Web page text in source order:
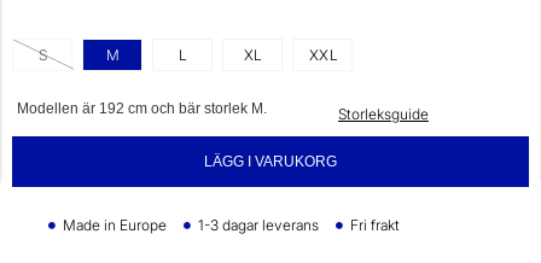
S M L XL XXL
Storleksguide
Modellen är 192 cm och bär storlek M.
LÄGG I VARUKORG
Made in Europe 1-3 dagar leverans Fri frakt